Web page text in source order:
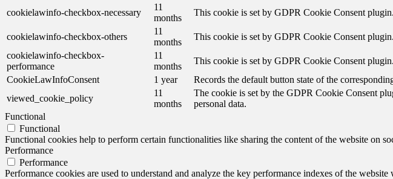
cookielawinfo-checkbox-necessary
11
months
This cookie is set by GDPR Cookie Consent
cookielawinfo-checkbox-others
11
months
This cookie is set by GDPR Cookie Consent
cookielawinfo-checkbox-
performance
11
months
This cookie is set by GDPR Cookie Consent
CookieLawInfoConsent
1 year
Records the default button state of the
viewed_cookie_policy
11
months
The cookie is set by the GDPR Cookie Consent
personal data.
Functional
Functional
Functional cookies help to perform certain functionalities like sharing the content of the website on
Performance
Performance
Performance cookies are used to understand and analyze the key performance indexes of the